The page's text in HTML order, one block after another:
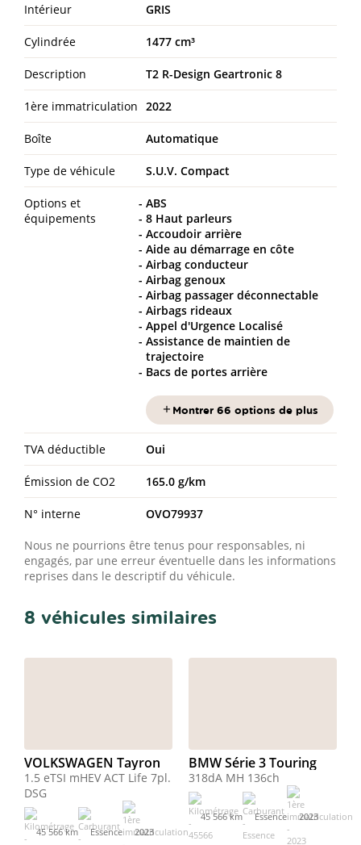
Intérieur GRIS
Cylindrée 1477 cm³
Description T2 R-Design Geartronic 8
1ère immatriculation 2022
Boîte Automatique
Type de véhicule S.U.V. Compact
Options et
équipements
ABS
8 Haut parleurs
Accoudoir arrière
Aide au démarrage en côte
Airbag conducteur
Airbag genoux
Airbag passager déconnectable
Airbags rideaux
Appel d'Urgence Localisé
Assistance de maintien de
trajectoire
Bacs de portes arrière
Montrer 66 options de plus
TVA déductible Oui
Émission de CO2 165.0 g/km
N° interne OVO79937
Nous ne pourrions être tenus pour responsables, ni
engagés, par une erreur éventuelle dans les informations
reprises dans le descriptif du véhicule.
8 véhicules similaires
VOLKSWAGEN Tayron
1.5 eTSI mHEV ACT Life 7pl.
DSG
45 566 km Essence 2023
BMW Série 3 Touring
318dA MH 136ch
45 566 km Essence 2023